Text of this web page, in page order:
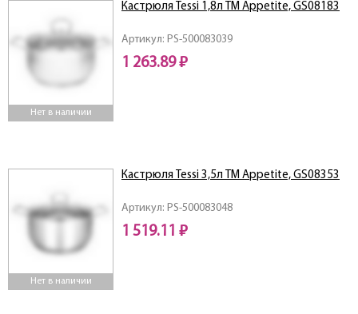
Нет в наличии
Артикул: PS-500083039
Кастрюля Tessi 1,8л ТМ Appetite, GS08183
1 263.89 ₽
Нет в наличии
Артикул: PS-500083048
Кастрюля Tessi 3,5л ТМ Appetite, GS08353
1 519.11 ₽